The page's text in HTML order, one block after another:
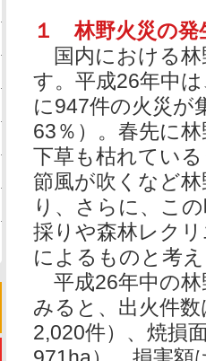
１ 林野火災の発
国内における林
す。平成26年中
に947件の火災が
63％）。春先に
下草も枯れてい
節風が吹くなど
り、さらに、こ
採りや森林レク
によるものと考
平成26年中の林
みると、出火件
2,020件）、焼損